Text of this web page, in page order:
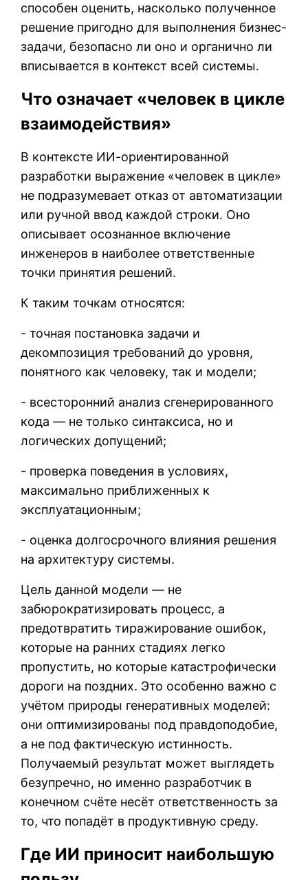
способен оценить, насколько полученное
решение пригодно для выполнения бизнес-
задачи, безопасно ли оно и органично ли
вписывается в контекст всей системы.
Что означает «человек в цикле
взаимодействия»
В контексте ИИ-ориентированной
разработки выражение «человек в цикле»
не подразумевает отказ от автоматизации
или ручной ввод каждой строки. Оно
описывает осознанное включение
инженеров в наиболее ответственные
точки принятия решений.
К таким точкам относятся:
- точная постановка задачи и
декомпозиция требований до уровня,
понятного как человеку, так и модели;
- всесторонний анализ сгенерированного
кода — не только синтаксиса, но и
логических допущений;
- проверка поведения в условиях,
максимально приближенных к
эксплуатационным;
- оценка долгосрочного влияния решения
на архитектуру системы.
Цель данной модели — не
забюрократизировать процесс, а
предотвратить тиражирование ошибок,
которые на ранних стадиях легко
пропустить, но которые катастрофически
дороги на поздних. Это особенно важно с
учётом природы генеративных моделей:
они оптимизированы под правдоподобие,
а не под фактическую истинность.
Получаемый результат может выглядеть
безупречно, но именно разработчик в
конечном счёте несёт ответственность за
то, что попадёт в продуктивную среду.
Где ИИ приносит наибольшую